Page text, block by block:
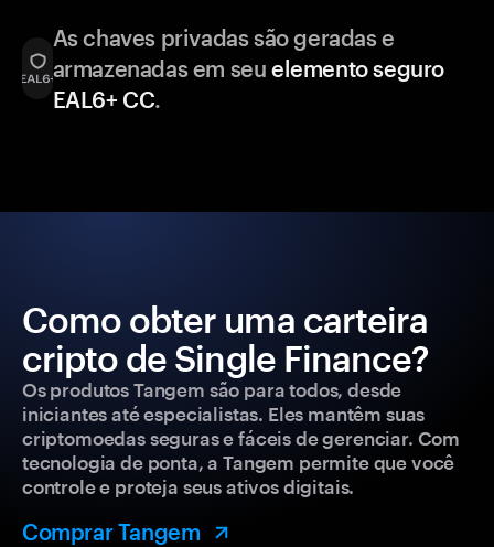
As chaves privadas são geradas e
armazenadas em seu elemento seguro
EAL6+ CC.
Como obter uma carteira
cripto de Single Finance?
Os produtos Tangem são para todos, desde
iniciantes até especialistas. Eles mantêm suas
criptomoedas seguras e fáceis de gerenciar. Com
tecnologia de ponta, a Tangem permite que você
controle e proteja seus ativos digitais.
Comprar Tangem